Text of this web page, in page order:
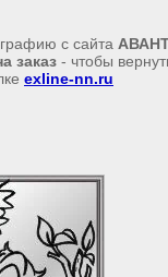
с сайта
заказ - чтобы
exline-nn.ru